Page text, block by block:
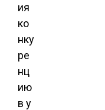
ия
ко
нку
ре
нц
ию
в у